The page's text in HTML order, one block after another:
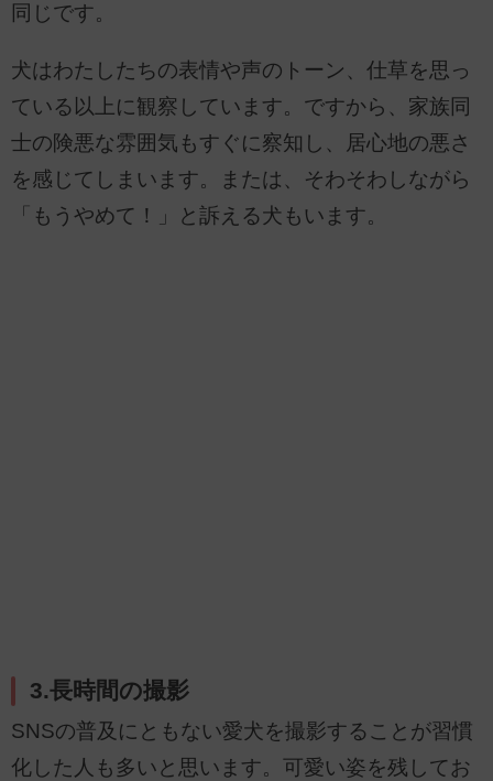
同じです。
犬はわたしたちの表情や声のトーン、仕草を思っ
ている以上に観察しています。ですから、家族同
士の険悪な雰囲気もすぐに察知し、居心地の悪さ
を感じてしまいます。または、そわそわしながら
「もうやめて！」と訴える犬もいます。
3.長時間の撮影
SNSの普及にともない愛犬を撮影することが習慣
化した人も多いと思います。可愛い姿を残してお